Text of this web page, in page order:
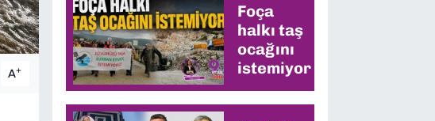
A+
Foça
halkı taş
ocağını
istemiyor